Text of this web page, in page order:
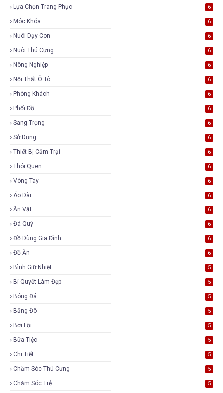
Lựa Chọn Trang Phục 6
Móc Khóa 6
Nuôi Dạy Con 6
Nuôi Thú Cưng 6
Nông Nghiệp 6
Nội Thất Ô Tô 6
Phòng Khách 6
Phối Đồ 6
Sang Trọng 6
Sử Dụng 6
Thiết Bị Cắm Trại 6
Thói Quen 6
Vòng Tay 6
Áo Dài 6
Ăn Vặt 6
Đá Quý 6
Đồ Dùng Gia Đình 6
Đồ Ăn 6
Bình Giữ Nhiệt 5
Bí Quyết Làm Đẹp 5
Bóng Đá 5
Băng Đô 5
Bơi Lội 5
Bữa Tiệc 5
Chi Tiết 5
Chăm Sóc Thú Cưng 5
Chăm Sóc Trẻ 5